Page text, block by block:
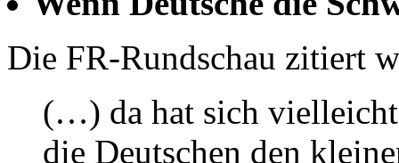
Die FR-Rundschau zitiert
(…) da hat sich vielleicht
die Deutschen den